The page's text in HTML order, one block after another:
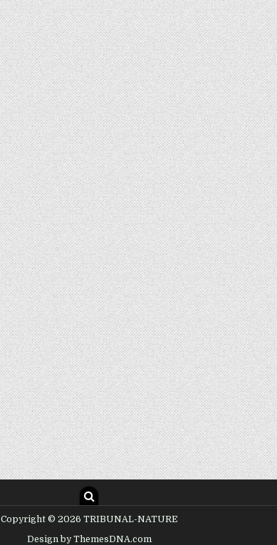
Copyright © 2026 TRIBUNAL-NATURE
Design by ThemesDNA.com